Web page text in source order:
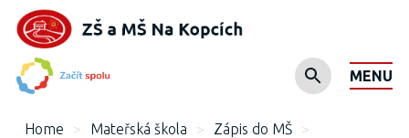
MENU
Home > Mateřská škola > Zápis do MŠ
>